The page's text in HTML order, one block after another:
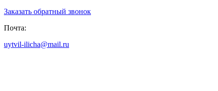
Заказать обратный звонок
Почта:
uytvil-ilicha@mail.ru